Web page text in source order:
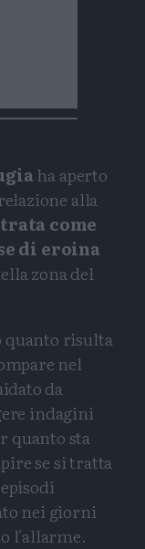
ha aperto
alla
come
di eroina
zona del
quanto risulta
nel
da
indagini
quanto sta
se si tratta
nei giorni
l'allarme.